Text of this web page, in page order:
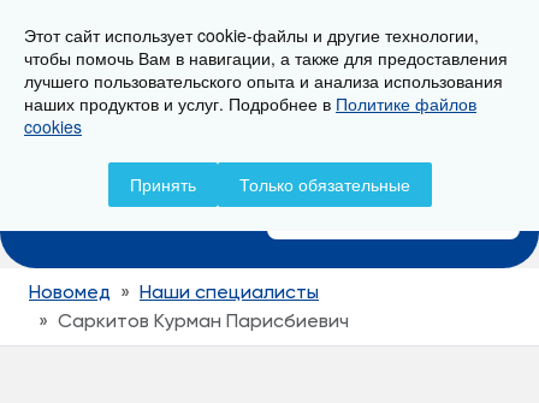
Этот сайт использует cookie-файлы и другие технологии,
чтобы помочь Вам в навигации, а также для предоставления
лучшего пользовательского опыта и анализа использования
наших продуктов и услуг. Подробнее в Политике файлов
cookies
Принять Только обязательные
г. Новороссийск, ул. Свердлова 36А
+7 (8617) 799-799
Новомед
Наши специалисты
Саркитов Курман Парисбиевич